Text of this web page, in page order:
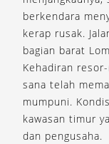
berkendara
kerap rusak.
bagian barat
Kehadiran
sana telah
mumpuni.
kawasan timur
dan pengusaha.